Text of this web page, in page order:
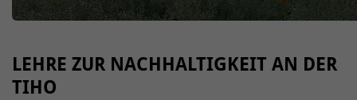
LEHRE ZUR NACHHALTIGKEIT AN DER
TIHO